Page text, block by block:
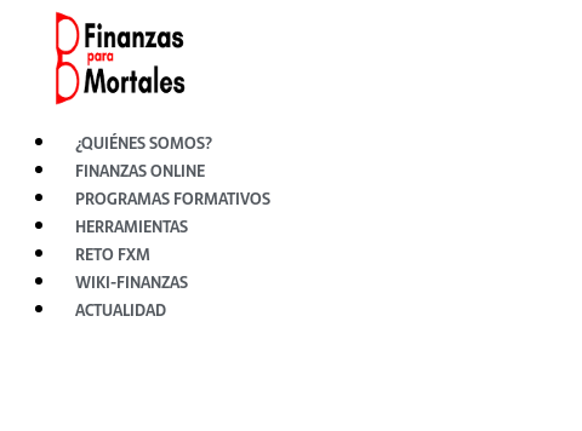
contenido
¿QUIÉNES SOMOS?
FINANZAS ONLINE
PROGRAMAS FORMATIVOS
HERRAMIENTAS
RETO FXM
WIKI-FINANZAS
ACTUALIDAD